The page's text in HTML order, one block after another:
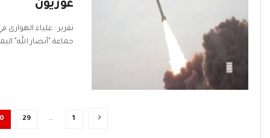
غوريون
تقرير : علياء
جماعة "أنصار الله"
1
…
29